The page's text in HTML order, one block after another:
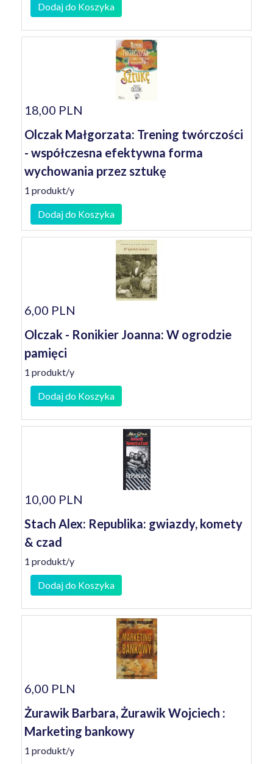
Dodaj do Koszyka
18,00 PLN
Olczak Małgorzata: Trening twórczości
- współczesna efektywna forma
wychowania przez sztukę
1 produkt/y
Dodaj do Koszyka
6,00 PLN
Olczak - Ronikier Joanna: W ogrodzie
pamięci
1 produkt/y
Dodaj do Koszyka
10,00 PLN
Stach Alex: Republika: gwiazdy, komety
& czad
1 produkt/y
Dodaj do Koszyka
6,00 PLN
Żurawik Barbara, Żurawik Wojciech :
Marketing bankowy
1 produkt/y